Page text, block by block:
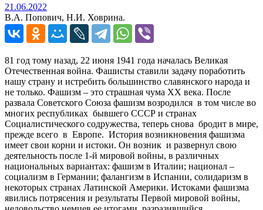
21.06.2022
В.А. Попович, Н.И. Ховрина.
81 год тому назад, 22 июня 1941 года началась Великая
Отечественная война. Фашисты ставили задачу поработить
нашу страну и истребить большинство славянского народа и
не только. Фашизм – это страшная чума ХХ века. После
развала Советского Союза фашизм возродился в том числе во
многих республиках бывшего СССР и странах
Социалистического содружества, теперь снова бродит в мире,
прежде всего в Европе. История возникновения фашизма
имеет свои корни и истоки. Он возник и развернул свою
деятельность после 1-й мировой войны, в различных
национальных вариантах: фашизм в Италии; национал –
социализм в Германии; фалангизм в Испании, солидаризм в
некоторых странах Латинской Америки. Истоками фашизма
явились потрясения и результаты Первой мировой войны,